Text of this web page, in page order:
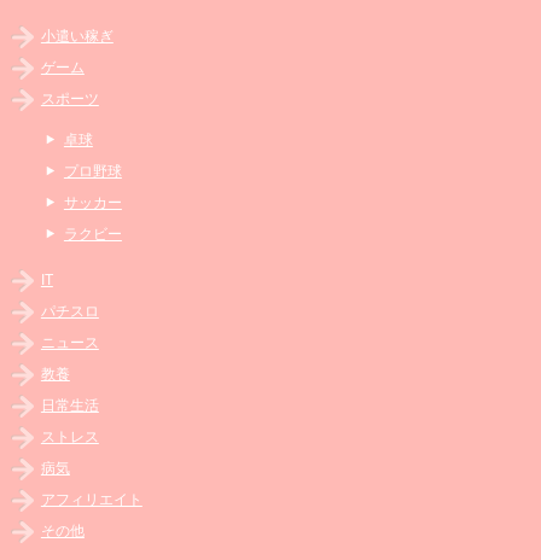
小遣い稼ぎ
ゲーム
スポーツ
卓球
プロ野球
サッカー
ラクビー
IT
パチスロ
ニュース
教養
日常生活
ストレス
病気
アフィリエイト
その他